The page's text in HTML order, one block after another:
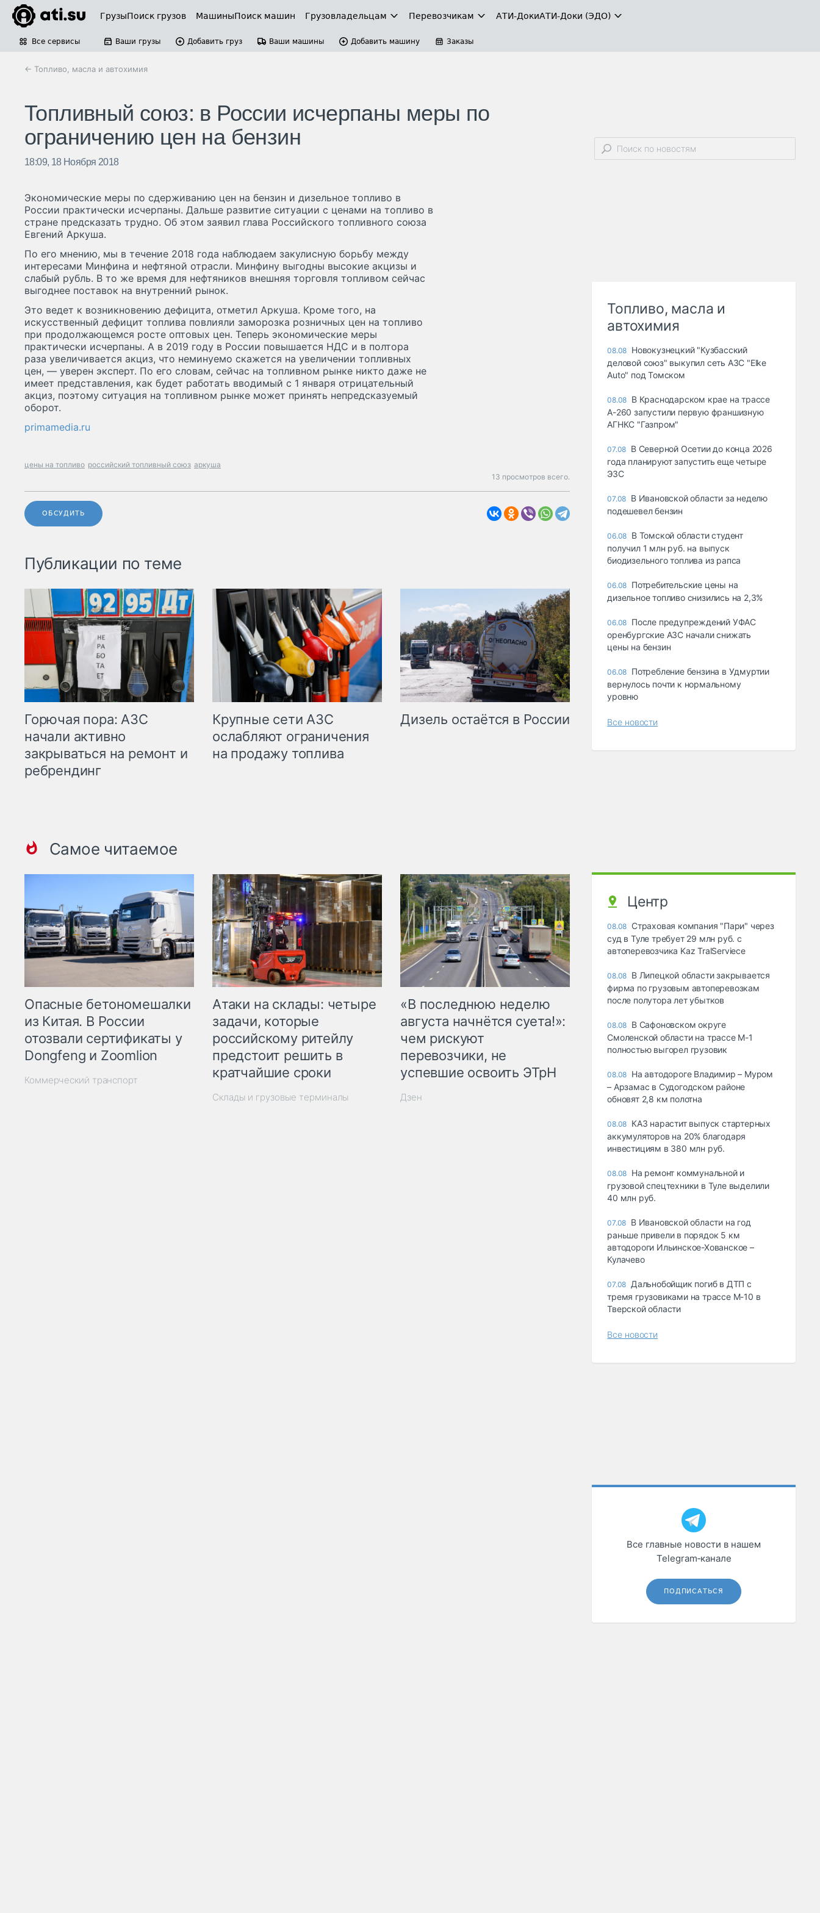
ГрузыПоиск грузов МашиныПоиск машин Грузовладельцам Перевозчикам АТИ-ДокиАТИ-Доки (ЭДО)
Все сервисы Ваши грузы Добавить груз Ваши машины Добавить машину Заказы
← Топливо, масла и автохимия
Топливный союз: в России исчерпаны меры по
ограничению цен на бензин
18:09, 18 Ноября 2018
Экономические меры по сдерживанию цен на бензин и дизельное топливо в
России практически исчерпаны. Дальше развитие ситуации с ценами на топливо в
стране предсказать трудно. Об этом заявил глава Российского топливного союза
Евгений Аркуша.
По его мнению, мы в течение 2018 года наблюдаем закулисную борьбу между
интересами Минфина и нефтяной отрасли. Минфину выгодны высокие акцизы и
слабый рубль. В то же время для нефтяников внешняя торговля топливом сейчас
выгоднее поставок на внутренний рынок.
Это ведет к возникновению дефицита, отметил Аркуша. Кроме того, на
искусственный дефицит топлива повлияли заморозка розничных цен на топливо
при продолжающемся росте оптовых цен. Теперь экономические меры
практически исчерпаны. А в 2019 году в России повышается НДС и в полтора
раза увеличивается акциз, что неминуемо скажется на увеличении топливных
цен, — уверен эксперт. По его словам, сейчас на топливном рынке никто даже не
имеет представления, как будет работать вводимый с 1 января отрицательный
акциз, поэтому ситуация на топливном рынке может принять непредсказуемый
оборот.
primamedia.ru
цены на топливо российский топливный союз аркуша
13 просмотров всего.
ОБСУДИТЬ
Публикации по теме
Горючая пора: АЗС
начали активно
закрываться на ремонт и
ребрендинг
Крупные сети АЗС
ослабляют ограничения
на продажу топлива
Дизель остаётся в России
Самое читаемое
Опасные бетономешалки
из Китая. В России
отозвали сертификаты у
Dongfeng и Zoomlion
Коммерческий транспорт
Атаки на склады: четыре
задачи, которые
российскому ритейлу
предстоит решить в
кратчайшие сроки
Склады и грузовые терминалы
«В последнюю неделю
августа начнётся суета!»:
чем рискуют
перевозчики, не
успевшие освоить ЭТрН
Дзен
Топливо, масла и
автохимия
08.08 Новокузнецкий "Кузбасский
деловой союз" выкупил сеть АЗС "Elke
Auto" под Томском
08.08 В Краснодарском крае на трассе
А-260 запустили первую франшизную
АГНКС "Газпром"
07.08 В Северной Осетии до конца 2026
года планируют запустить еще четыре
ЭЗС
07.08 В Ивановской области за неделю
подешевел бензин
06.08 В Томской области студент
получил 1 млн руб. на выпуск
биодизельного топлива из рапса
06.08 Потребительские цены на
дизельное топливо снизились на 2,3%
06.08 После предупреждений УФАС
оренбургские АЗС начали снижать
цены на бензин
06.08 Потребление бензина в Удмуртии
вернулось почти к нормальному
уровню
Все новости
Центр
08.08 Страховая компания "Пари" через
суд в Туле требует 29 млн руб. с
автоперевозчика Kaz TralServiece
08.08 В Липецкой области закрывается
фирма по грузовым автоперевозкам
после полутора лет убытков
08.08 В Сафоновском округе
Смоленской области на трассе М-1
полностью выгорел грузовик
08.08 На автодороге Владимир – Муром
– Арзамас в Судогодском районе
обновят 2,8 км полотна
08.08 КАЗ нарастит выпуск стартерных
аккумуляторов на 20% благодаря
инвестициям в 380 млн руб.
08.08 На ремонт коммунальной и
грузовой спецтехники в Туле выделили
40 млн руб.
07.08 В Ивановской области на год
раньше привели в порядок 5 км
автодороги Ильинское-Хованское –
Кулачево
07.08 Дальнобойщик погиб в ДТП с
тремя грузовиками на трассе М-10 в
Тверской области
Все новости
Все главные новости в нашем
Telegram‑канале
ПОДПИСАТЬСЯ